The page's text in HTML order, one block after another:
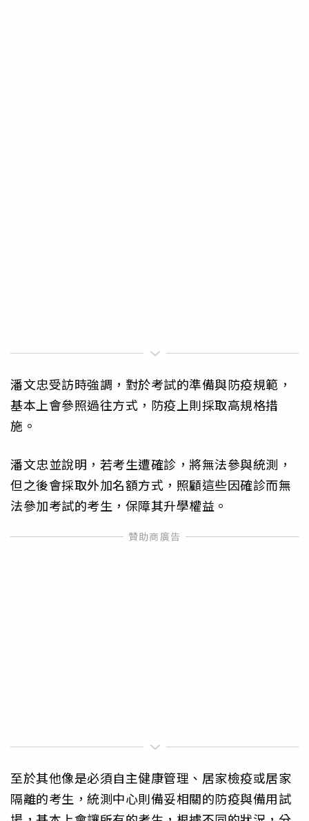
潘文忠受訪時強調，對於考試的準備與防疫規範，
基本上會參照過往方式，防疫上則採取高規格措
施。
潘文忠並說明，若考生遭確診，將無法參與統測，
但之後會採取外加名額方式，照顧這些因確診而無
法參加考試的考生，保障其升學權益。
至於其他像是必須自主健康管理、居家檢疫或居家
隔離的考生，統測中心則備妥相關的防疫與備用試